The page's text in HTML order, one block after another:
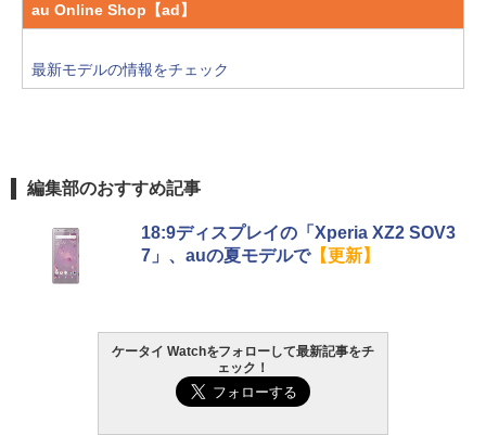
au Online Shop【ad】
最新モデルの情報をチェック
編集部のおすすめ記事
18:9ディスプレイの「Xperia XZ2 SOV3
7」、auの夏モデルで【更新】
ケータイ Watchをフォローして最新記事をチ
ェック！